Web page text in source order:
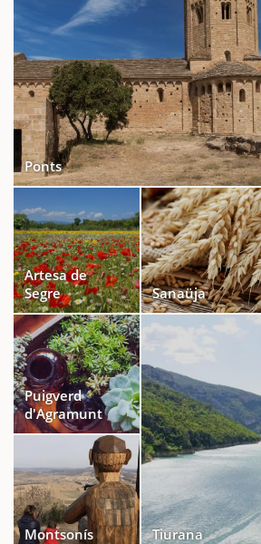
Ponts
Artesa de
Segre
Sanaüja
Puigverd
d'Agramunt
Montsonís Tiurana